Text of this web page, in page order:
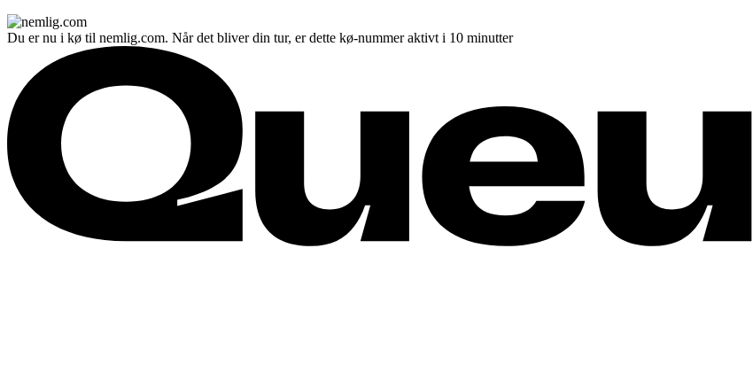
Du er nu i kø til nemlig.com. Når det bliver din tur, er dette kø-nummer aktivt i 10 minutter